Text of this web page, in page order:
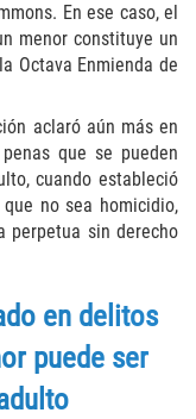
En ese caso, el
menor constituye un
Octava Enmienda de
aclaró aún más en
que se pueden
cuando estableció
no sea homicidio,
perpetua sin derecho
en delitos
puede ser